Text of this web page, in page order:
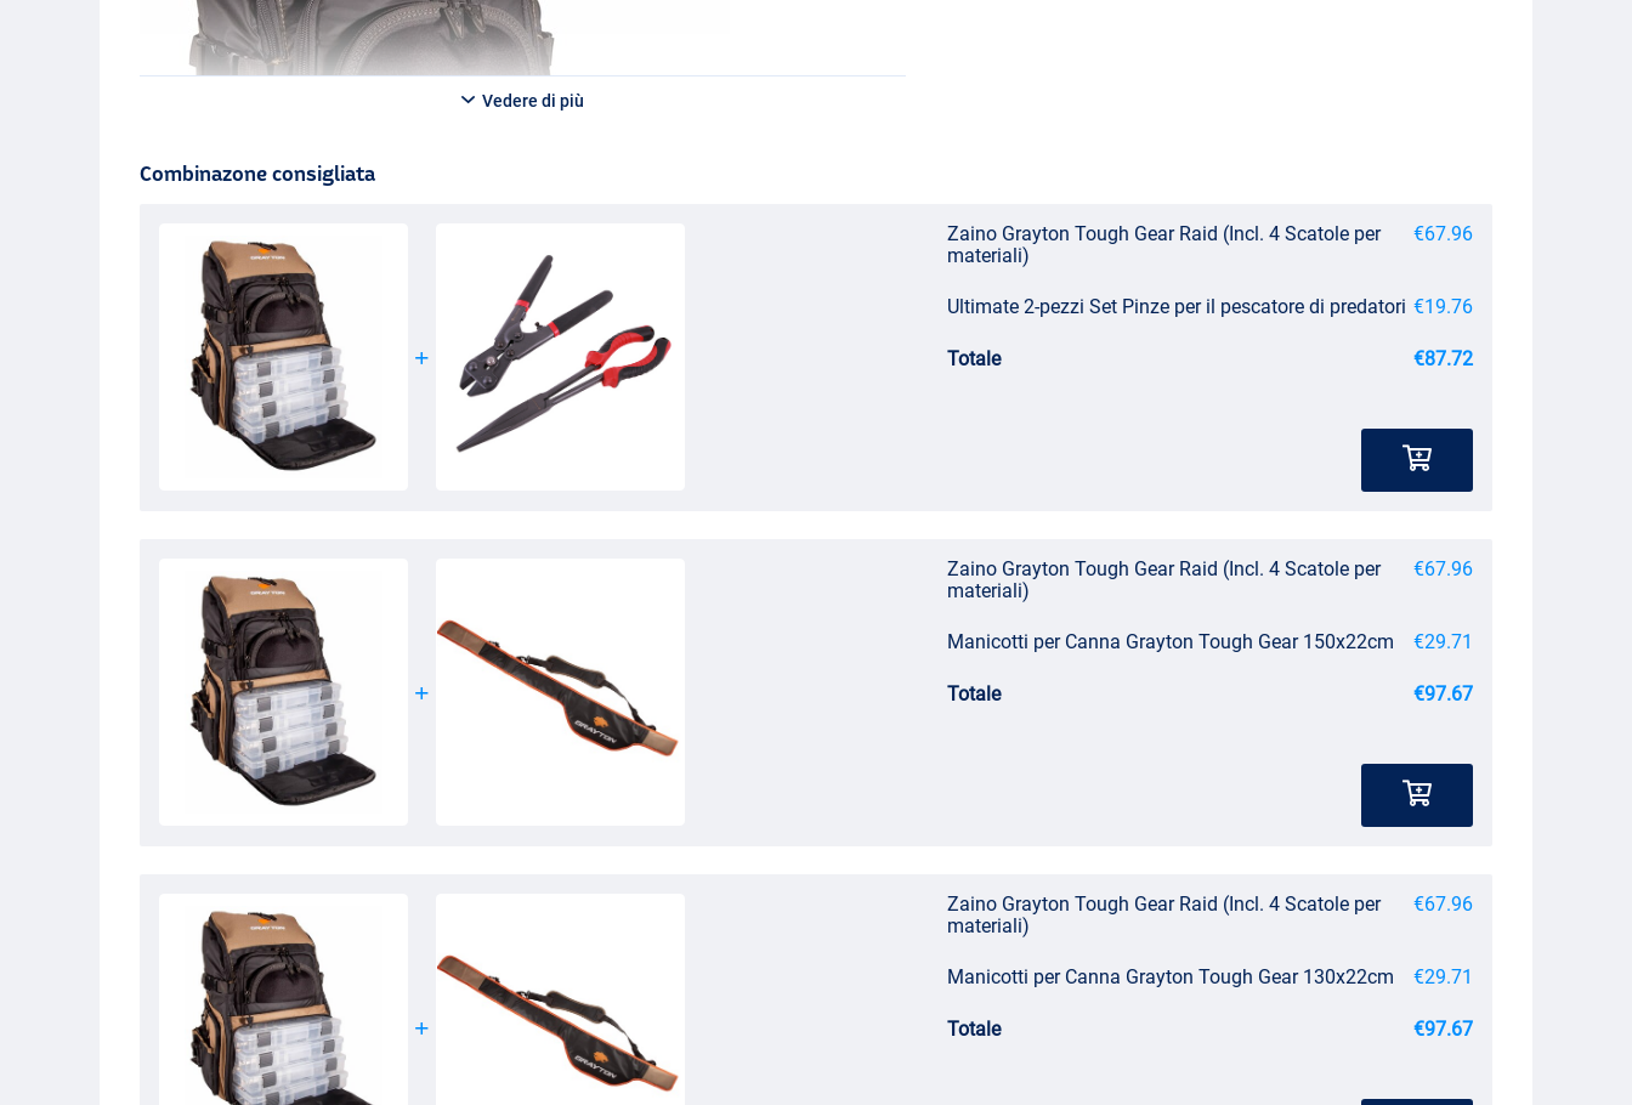
Vedere di più
Combinazone consigliata
Zaino Grayton Tough Gear Raid (Incl. 4 Scatole per
materiali)
€67.96
Ultimate 2-pezzi Set Pinze per il pescatore di predatori €19.76
Totale €87.72
Zaino Grayton Tough Gear Raid (Incl. 4 Scatole per
materiali)
€67.96
Manicotti per Canna Grayton Tough Gear 150x22cm €29.71
Totale €97.67
Zaino Grayton Tough Gear Raid (Incl. 4 Scatole per
materiali)
€67.96
Manicotti per Canna Grayton Tough Gear 130x22cm €29.71
Totale €97.67